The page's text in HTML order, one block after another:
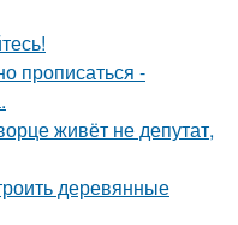
прописаться -
живёт не депутат,
деревянные